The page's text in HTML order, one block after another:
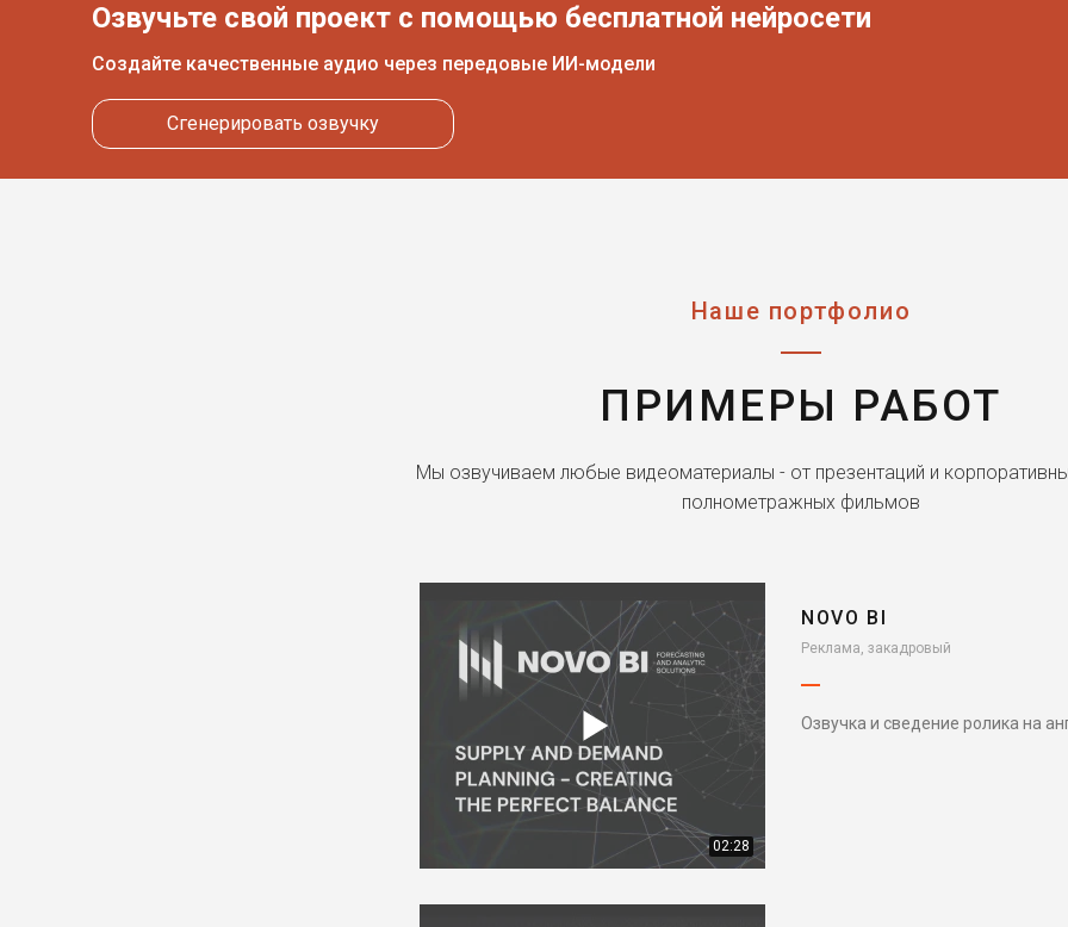
Озвучьте свой проект с помощью бесплатной нейросети
Создайте качественные аудио через передовые ИИ-модели
Сгенерировать озвучку
Наше портфолио
ПРИМЕРЫ РАБОТ
Мы озвучиваем любые видеоматериалы - от презентаций и
полнометражных фильмов
02:28
NOVO BI
Реклама, закадровый
Озвучка и сведение ролика на